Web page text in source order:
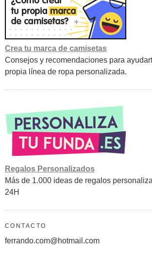
Crea tu marca de camisetas
Consejos y recomendaciones para
propia línea de ropa personalizada.
Regalos Personalizados
Más de 1.000 ideas de regalos
24H
CONTACTO
ferrando.com@hotmail.com